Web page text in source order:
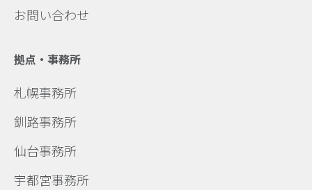
お問い合わせ
拠点・事務所
札幌事務所
釧路事務所
仙台事務所
宇都宮事務所